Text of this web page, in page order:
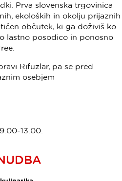
Prva slovenska trgovinica
ekoloških in okolju prijaznih
občutek, ki ga doživiš ko
lastno posodico in ponosno
Rifuzlar, pa se pred
osebjem
13.00.